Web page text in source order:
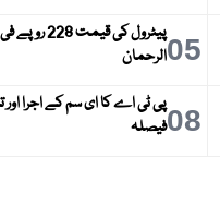
05
پیٹرول کی
الرحمان
08پی ٹی اے کا ای سم کے اجرا
فیصلہ